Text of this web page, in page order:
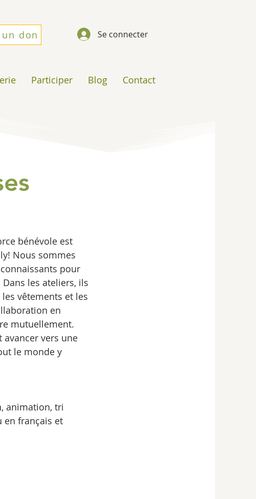
Se connecter
don
Participer Blog Contact
bénévole est
Nous sommes
pour
les ateliers, ils
vêtements et les
en
mutuellement.
avancer vers une
le monde y
animation, tri
en français et